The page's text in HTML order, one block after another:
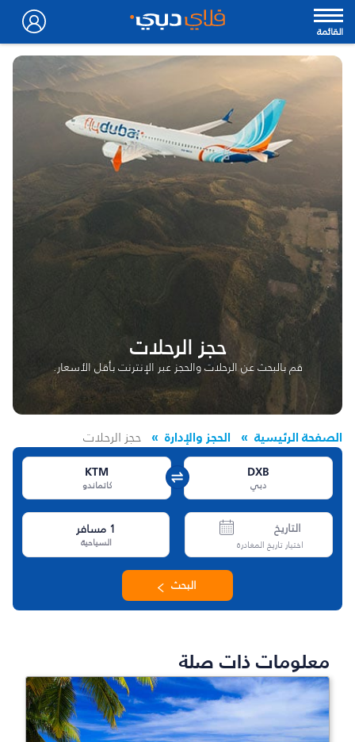
القائمة
حجز الرحلات
قم بالبحث عن الرحلات والحجز عبر الإنترنت بأقل الأسعار.
الصفحة الرئيسية الحجز والإدارة
حجز الرحلات
DXB
دبي
KTM
كاتماندو
التاريخ
اختيار تاريخ المغادرة
1 مسافر
السياحية
البحث
معلومات ذات صلة